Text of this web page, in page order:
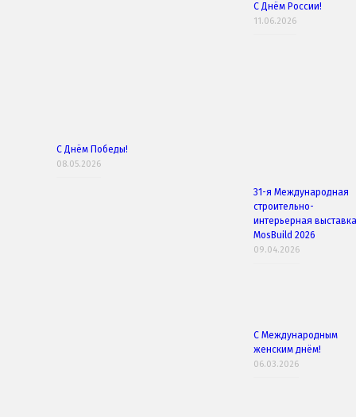
С Днём России!
11.06.2026
С Днём Победы!
08.05.2026
31-я Международная
строительно-
интерьерная выставка
MosBuild 2026
09.04.2026
С Международным
женским днём!
06.03.2026